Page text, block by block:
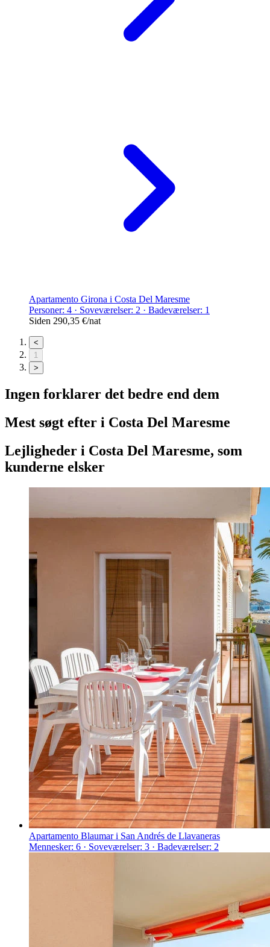
Apartamento Girona i Costa Del Maresme
Personer: 4 · Soveværelser: 2 · Badeværelser: 1
Siden 290,35 €/nat
<
1
>
Ingen forklarer det bedre end dem
Mest søgt efter i Costa Del Maresme
Lejligheder i Costa Del Maresme, som
kunderne elsker
Apartamento Blaumar i San Andrés de Llavaneras
Mennesker: 6 · Soveværelser: 3 · Badeværelser: 2